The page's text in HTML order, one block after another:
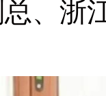
、浙